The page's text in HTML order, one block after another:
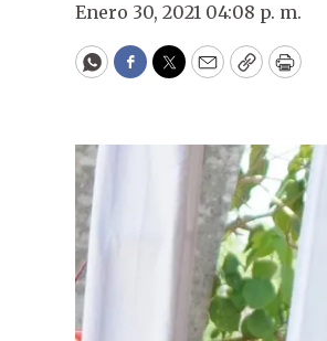
Enero 30, 2021 04:08 p. m.
WhatsApp
Facebook
Twitter
EmailCopyPrint